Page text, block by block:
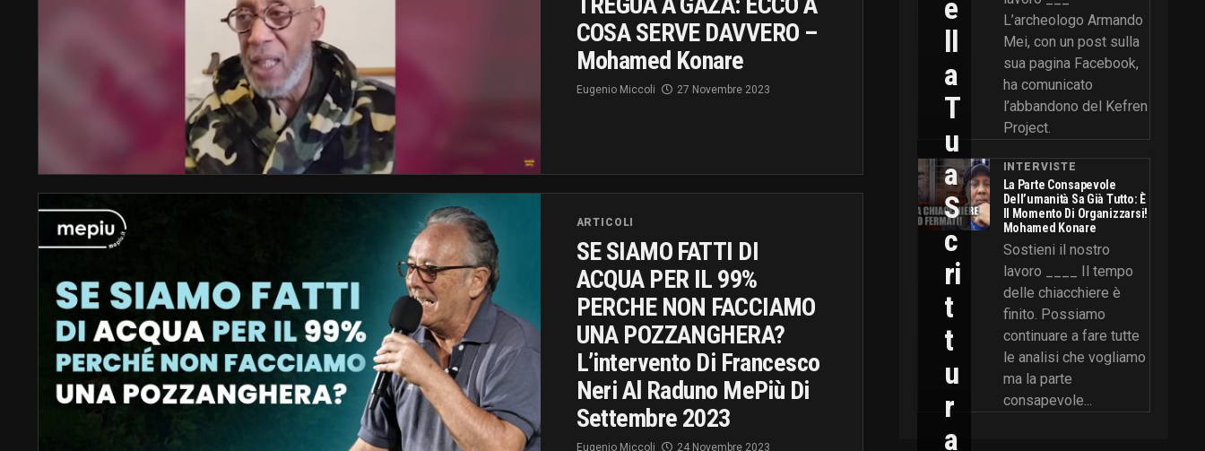
COSA SERVE DAVVERO –
Mohamed Konare
Eugenio Miccoli 27 Novembre 2023
ARTICOLI
SE SIAMO FATTI DI
ACQUA PER IL 99%
PERCHE NON FACCIAMO
UNA POZZANGHERA?
L’intervento Di Francesco
Neri Al Raduno MePiù Di
Settembre 2023
Eugenio Miccoli 24 Novembre 2023
L’archeologo Armando
Mei, con un post sulla
sua pagina Facebook,
ha comunicato
l’abbandono del Kefren
Project.
INTERVISTE
La Parte Consapevole
Dell’umanità Sa Già Tutto: È
Il Momento Di Organizzarsi!
Mohamed Konare
Sostieni il nostro
lavoro ____ Il tempo
delle chiacchiere è
finito. Possiamo
continuare a fare tutte
le analisi che vogliamo
ma la parte
consapevole...
E
Ll
A
T
U
A
S
C
Ri
T
T
U
R
A